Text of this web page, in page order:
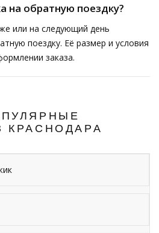
на обратную поездку?
или на следующий день
поездку. Её размер и условия
заказа.
КРАСНОДАРА